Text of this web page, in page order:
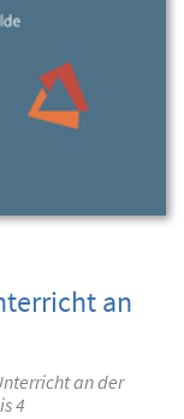
an
an der
4